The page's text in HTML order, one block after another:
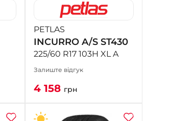
PETLAS
INCURRO A/S ST430
225/60 R17 103H XL A
Залиште відгук
4 158 грн